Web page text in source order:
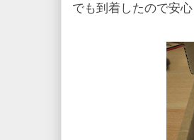
でも到着したので安